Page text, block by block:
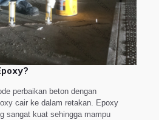
perbaikan beton dengan
cair ke dalam retakan. Epoxy
sangat kuat sehingga mampu